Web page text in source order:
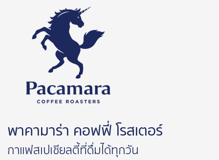
พาคามาร่า คอฟฟี่ โรสเตอร์
กาแฟสเปเชียลตี้ที่ดื่มได้ทุกวัน